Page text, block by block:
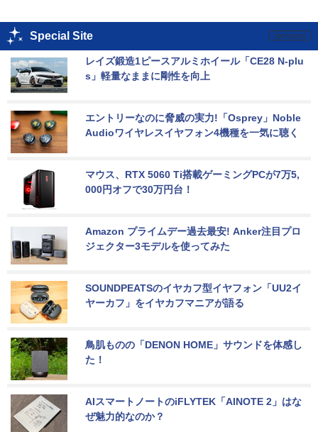
Special Site
レイズ鍛造1ピースアルミホイール「CE28 N-plu
s」軽量なままに剛性を向上
エントリーなのに脅威の実力!「Osprey」Noble
Audioワイヤレスイヤフォン4機種を一気に聴く
マウス、RTX 5060 Ti搭載ゲーミングPCが7万5,
000円オフで30万円台！
Amazon プライムデー過去最安! Anker注目プロ
ジェクター3モデルを使ってみた
SOUNDPEATSのイヤカフ型イヤフォン「UU2イ
ヤーカフ」をイヤカフマニアが語る
鳥肌ものの「DENON HOME」サウンドを体感し
た！
AIスマートノートのiFLYTEK「AINOTE 2」はな
ぜ魅力的なのか？